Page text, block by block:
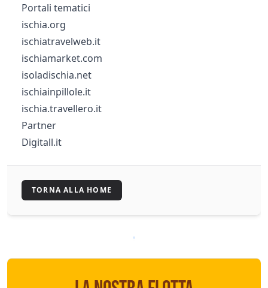
Portali tematici
ischia.org
ischiatravelweb.it
ischiamarket.com
isoladischia.net
ischiainpillole.it
ischia.travellero.it
Partner
Digitall.it
TORNA ALLA HOME